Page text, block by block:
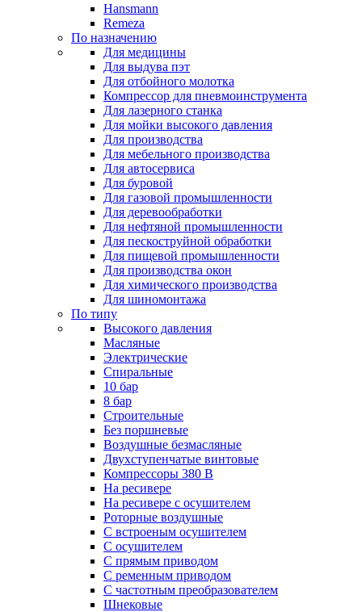
Hansmann
Remeza
По назначению
Для медицины
Для выдува пэт
Для отбойного молотка
Компрессор для пневмоинструмента
Для лазерного станка
Для мойки высокого давления
Для производства
Для мебельного производства
Для автосервиса
Для буровой
Для газовой промышленности
Для деревообработки
Для нефтяной промышленности
Для пескоструйной обработки
Для пищевой промышленности
Для производства окон
Для химического производства
Для шиномонтажа
По типу
Высокого давления
Масляные
Электрические
Спиральные
10 бар
8 бар
Cтроительные
Без поршневые
Воздушные безмасляные
Двухступенчатые винтовые
Компрессоры 380 В
На ресивере
На ресивере с осушителем
Роторные воздушные
С встроеным осушителем
С осушителем
С прямым приводом
С ременным приводом
С частотным преобразователем
Шнековые